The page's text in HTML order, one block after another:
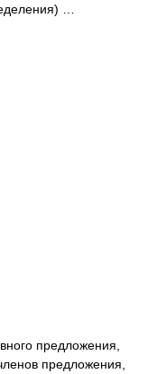
…
предложения,
предложения,